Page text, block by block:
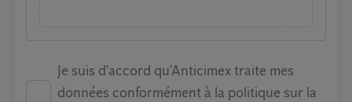
Je suis d'accord qu'Anticimex traite mes
données conformément à la politique sur la